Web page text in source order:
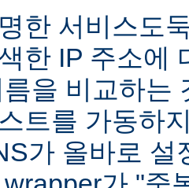
한 서비스도
한 IP 주소에
을 비교하는
트를 가동하
가 올바로 설